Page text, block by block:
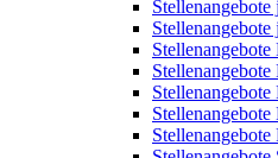
Stellenangebote
Stellenangebote
Stellenangebote
Stellenangebote